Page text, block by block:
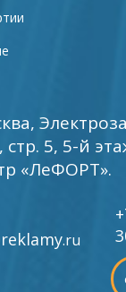
5, 5-й
«ЛеФОРТ».
.ru